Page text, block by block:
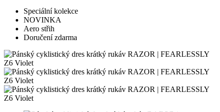
Speciální kolekce
NOVINKA
Aero střih
Doručení zdarma